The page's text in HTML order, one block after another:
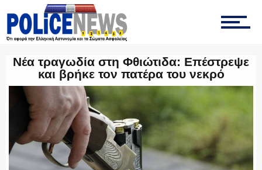
ΤΡΟΧΑΙΑ
ΟΜΑΔΑ “Ζ”
Νέα τραγωδία στη Φθιώτιδα: Επέστρεψε
και βρήκε τον πατέρα του νεκρό